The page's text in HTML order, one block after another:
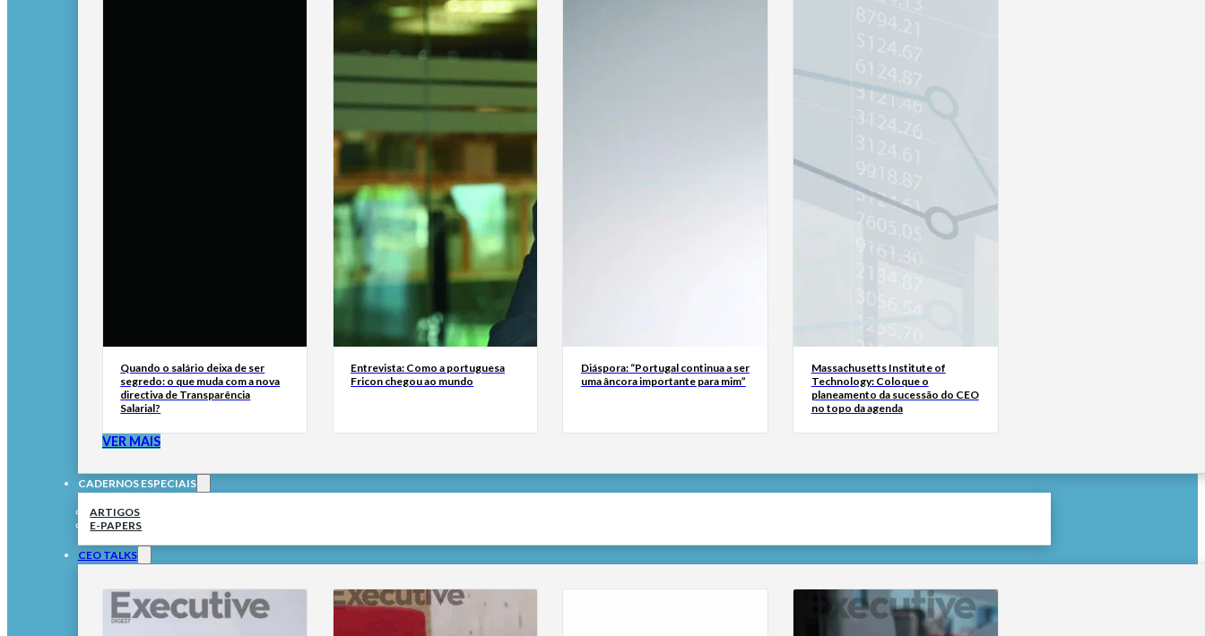
Quando o salário deixa de ser
segredo: o que muda com a nova
directiva de Transparência
Salarial?
Entrevista: Como a portuguesa
Fricon chegou ao mundo
Diáspora: “Portugal continua a ser
uma âncora importante para mim”
Massachusetts Institute of
Technology: Coloque o
planeamento da sucessão do CEO
no topo da agenda
VER MAIS
CADERNOS ESPECIAIS
ARTIGOS
E-PAPERS
CEO TALKS